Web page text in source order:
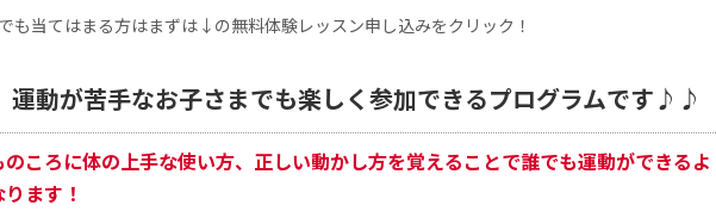
も当てはまる方はまずは↓の無料体験レッスン申し込みをクリック！
運動が苦手なお子さまでも楽しく参加できるプログラムです♪♪
ころに体の上手な使い方、正しい動かし方を覚えることで誰でも運動ができるよ
ます！